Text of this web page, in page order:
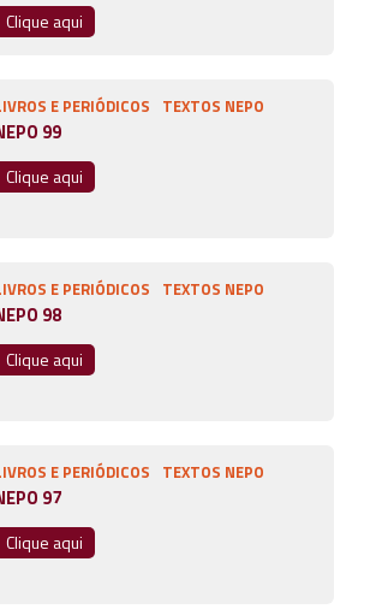
Clique aqui
E PERIÓDICOS TEXTOS NEPO
99
Clique aqui
E PERIÓDICOS TEXTOS NEPO
98
Clique aqui
E PERIÓDICOS TEXTOS NEPO
97
Clique aqui